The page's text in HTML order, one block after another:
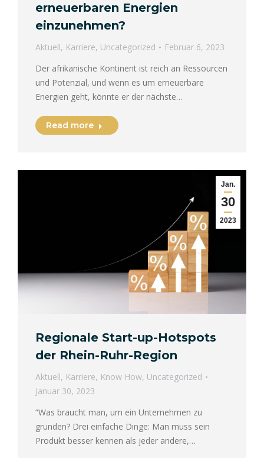
erneuerbaren Energien
einzunehmen?
Aktuell, Karriere, Uncategorized
Februar 6, 2023
Der afrikanische Kontinent ist reich an Ressourcen
und Potenzial, und wenn es um erneuerbare
Energien geht, könnte er der nächste…
Read more
Jan.
30
2023
Regionale Start-up-Hotspots
der Rhein-Ruhr-Region
Aktuell, Karriere, Know How, Uncategorized
Januar 30, 2023
“Was braucht man, um ein Unternehmen zu
gründen? Drei einfache Dinge: Man muss sein
Produkt besser kennen als jeder andere,…